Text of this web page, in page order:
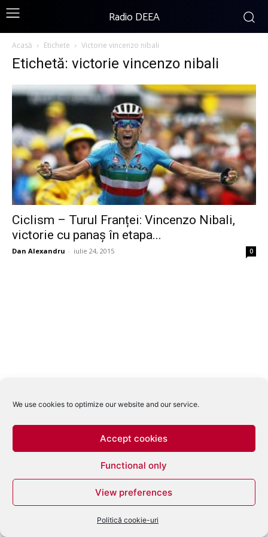
We use cookies to optimize our website and our service.
Accept cookies
Functional only
View preferences
Politică cookie-uri
Radio DEEA
Acasă Etichete Victorie vincenzo nibali
Etichetă: victorie vincenzo nibali
Ciclism – Turul Franței: Vincenzo Nibali,
victorie cu panaș în etapa...
Dan Alexandru - iulie 24, 2015 0